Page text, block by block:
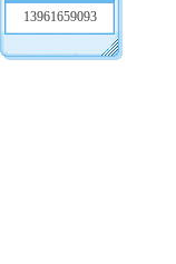
13961659093